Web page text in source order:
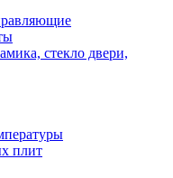
стекло двери,
плит